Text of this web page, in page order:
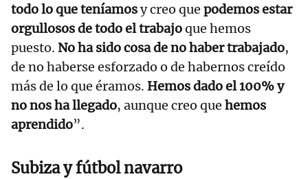
todo lo que teníamosy creo que podemos estar
orgullosos de todo el trabajoque hemos
puesto. No ha sido cosa de no haber trabajado,
de no haberse esforzado o de habernos creído
más de lo que éramos. Hemos dado el 100% y
no nos ha llegado, aunque creo que hemos
aprendido”.
Subiza y fútbol navarro